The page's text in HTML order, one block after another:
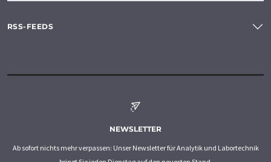
RSS-FEEDS
NEWSLETTER
Ab sofort nichts mehr verpassen: Unser Newsletter für Analytik und Labortechnik